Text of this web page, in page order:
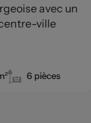
avec un
ville
6 pièces